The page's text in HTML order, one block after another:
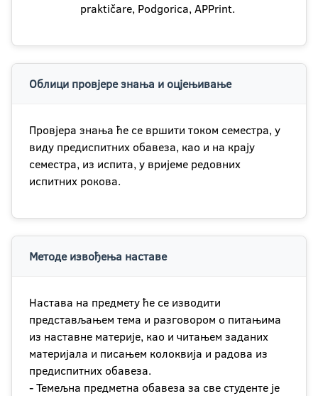
praktičare, Podgorica, APPrint.
Облици провјере знања и оцјењивање
Провјера знања ће се вршити током семестра, у
виду предиспитних обавеза, као и на крају
семестра, из испита, у вријеме редовних
испитних рокова.
Методе извођења наставе
Настава на предмету ће се изводити
представљањем тема и разговором о питањима
из наставне материје, као и читањем заданих
материјала и писањем колоквија и радова из
предиспитних обавеза.
- Темељна предметна обавеза за све студенте је